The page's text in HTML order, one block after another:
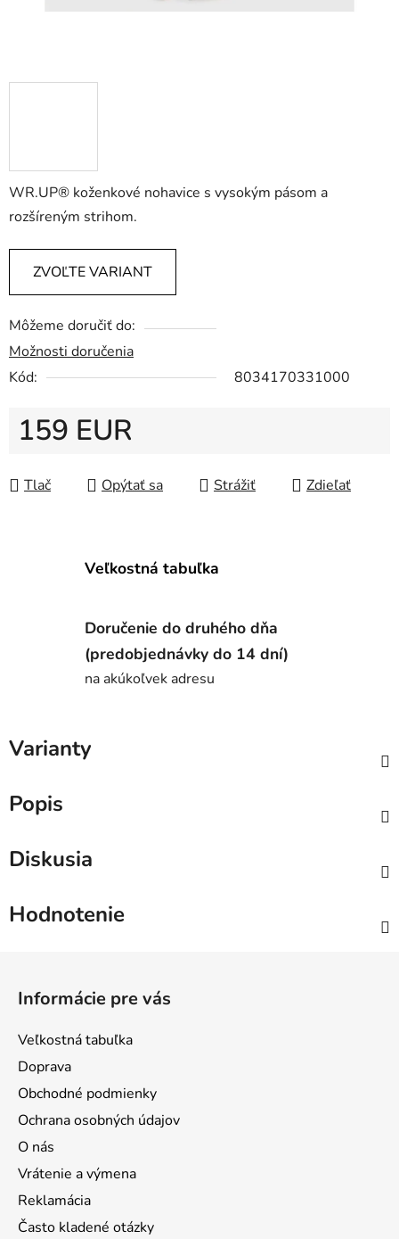
WR.UP® koženkové nohavice s vysokým pásom a
rozšíreným strihom.
ZVOĽTE VARIANT
Môžeme doručiť do:
Možnosti doručenia
Kód:
8034170331000
159 EUR
Tlač
Opýtať sa Strážiť Zdieľať
Veľkostná tabuľka
Doručenie do druhého dňa
(predobjednávky do 14 dní)
na akúkoľvek adresu
Varianty
Popis
Diskusia
Hodnotenie
Informácie pre vás
Veľkostná tabuľka
Doprava
Obchodné podmienky
Ochrana osobných údajov
O nás
Vrátenie a výmena
Reklamácia
Často kladené otázky